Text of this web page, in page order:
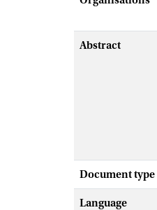
Abstract
Document type
Language